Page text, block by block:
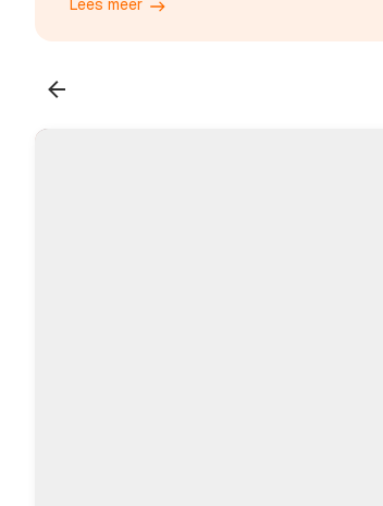
Lees meer